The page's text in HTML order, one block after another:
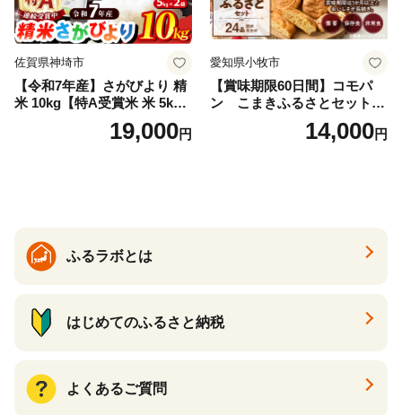
佐賀県神埼市
【令和7年産】さがびより 精
米 10kg【特A受賞米 米 5kg×
2袋 お米 コメ こめ 国産 美味
しい ブランド米 人気 ランキ
19,000円
愛知県小牧市
【賞味期限60日間】コモパ
ン こまきふるさとセット
（24個入り）／災害用備蓄
保存食 非常食 防災グッズに
14,000円
ふるラボとは
はじめてのふるさと納税
よくあるご質問